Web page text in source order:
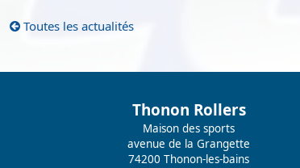
Toutes les actualités
Thonon Rollers
Maison des sports
avenue de la Grangette
74200 Thonon-les-bains